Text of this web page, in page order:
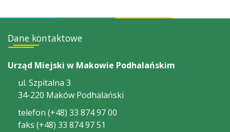
Dane kontaktowe
Urząd Miejski w Makowie Podhalańskim
ul. Szpitalna 3
34-220 Maków Podhalański
telefon (+48) 33 874 97 00
faks (+48) 33 874 97 51